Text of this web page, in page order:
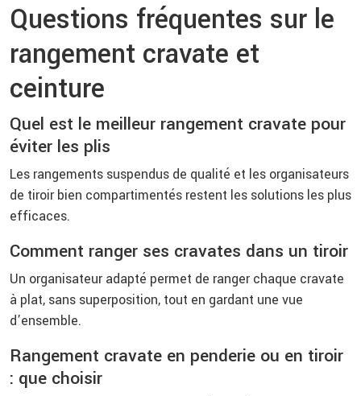
Questions fréquentes sur le
rangement cravate et
ceinture
Quel est le meilleur rangement cravate pour
éviter les plis
Les rangements suspendus de qualité et les organisateurs
de tiroir bien compartimentés restent les solutions les plus
efficaces.
Comment ranger ses cravates dans un tiroir
Un organisateur adapté permet de ranger chaque cravate
à plat, sans superposition, tout en gardant une vue
d’ensemble.
Rangement cravate en penderie ou en tiroir
: que choisir